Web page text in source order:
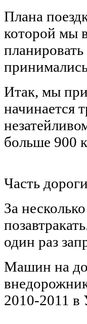
Плана
которой мы
Итак, мы
начинается
больше 900
Часть
За
один раз
Машин на
2010-2011 в